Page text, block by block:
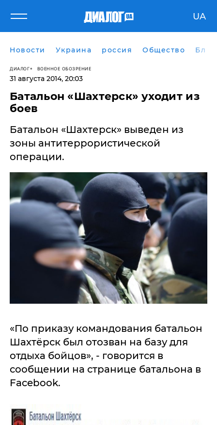
UA
Новости Украина россия Общество
ДИАЛОГ ВОЕННОЕ ОБОЗРЕНИЕ
31 августа 2014, 20:03
Батальон «Шахтерск» уходит из
боев
Батальон «Шахтерск» выведен из
зоны антитеррористической
операции.
«По приказу командования батальон
Шахтёрск был отозван на базу для
отдыха бойцов», - говорится в
сообщении на странице батальона в
Facebook.